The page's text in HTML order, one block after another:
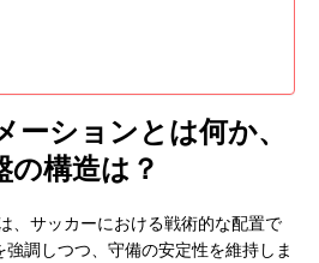
ーションとは何か、
構造は？
、サッカーにおける戦術的な配置で
調しつつ、守備の安定性を維持しま